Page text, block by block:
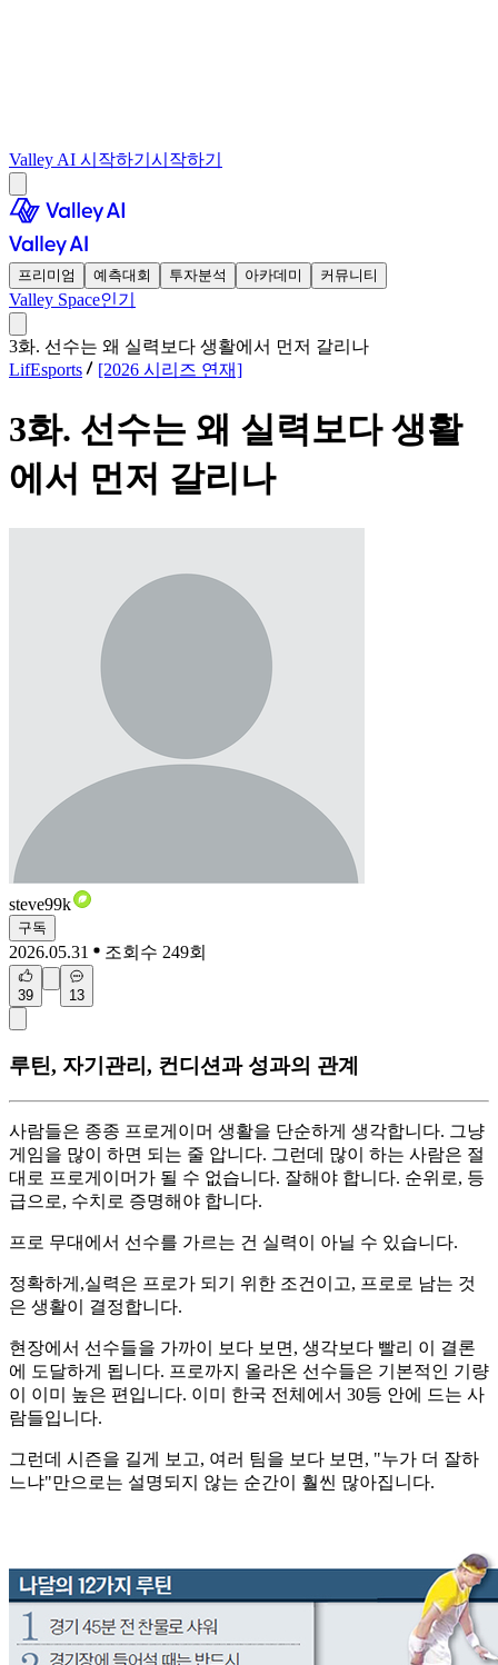
Valley AI 시작하기 시작하기
프리미엄 예측대회 투자분석 아카데미 커뮤니티
Valley Space인기
3화. 선수는 왜 실력보다 생활에서 먼저 갈리나
LifEsports
[2026 시리즈 연재]
3화. 선수는 왜 실력보다 생활
에서 먼저 갈리나
steve99k
구독
2026.05.31 조회수 249회
39 13
루틴, 자기관리, 컨디션과 성과의 관계
사람들은 종종 프로게이머 생활을 단순하게 생각합니다. 그냥
게임을 많이 하면 되는 줄 압니다. 그런데 많이 하는 사람은 절
대로 프로게이머가 될 수 없습니다. 잘해야 합니다. 순위로, 등
급으로, 수치로 증명해야 합니다.
프로 무대에서 선수를 가르는 건 실력이 아닐 수 있습니다.
정확하게,실력은 프로가 되기 위한 조건이고, 프로로 남는 것
은 생활이 결정합니다.
현장에서 선수들을 가까이 보다 보면, 생각보다 빨리 이 결론
에 도달하게 됩니다. 프로까지 올라온 선수들은 기본적인 기량
이 이미 높은 편입니다. 이미 한국 전체에서 30등 안에 드는 사
람들입니다.
그런데 시즌을 길게 보고, 여러 팀을 보다 보면, "누가 더 잘하
느냐"만으로는 설명되지 않는 순간이 훨씬 많아집니다.